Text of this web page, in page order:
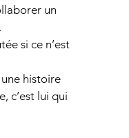
un
si ce n’est
histoire
c’est lui qui